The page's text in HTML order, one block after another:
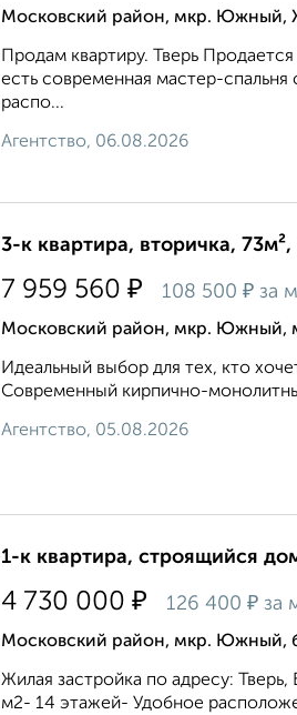
Московский район, мкр. Южный,
Продам квартиру. Тверь
есть современная мастер-
распо...
Агентство, 06.08.2026
3-к квартира, вторичка,
7 959 560 ₽ 108 500 ₽ за
Московский район, мкр.
Идеальный выбор для тех, кто
Современный кирпично-
Агентство, 05.08.2026
1-к квартира, строящийся
4 730 000 ₽ 126 400 ₽ за
Московский район, мкр. Южный,
Жилая застройка по адресу:
м2- 14 этажей- Удобное